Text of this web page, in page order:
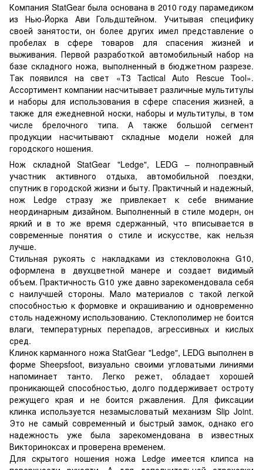
Компания StatGear была основана в 2010 году парамедиком
из Нью-Йорка Ави Гольдштейном. Учитывая специфику
своей занятости, он более других имел представление о
пробелах в сфере товаров для спасения жизней и
выживания. Первой разработкой автомобильный набор на
базе складного ножа, выполненный в бюджетном разрезе.
Так появился на свет «T3 Tactical Auto Rescue Tool».
Ассортимент компании насчитывает различные мультитулы
и наборы для использования в сфере спасения жизней, а
также для ежедневной носки, наборы и мультитулы, в том
числе брелочного типа. А также большой сегмент
продукции насчитывают складные модели ножей для
городского ношения.
Нож складной StatGear "Ledge", LEDG – полноправный
участник активного отдыха, автомобильной поездки,
спутник в городской жизни и быту. Практичный и надежный,
нож Ledge стразу же привлекает к себе внимание
неординарным дизайном. Выполненный в стиле модерн, он
яркий и в то же время сдержанный, что вписывается в
современные понятия о стиле и искусстве, как нельзя
лучше.
Стильная рукоять с накладками из стекловолокна G10,
оформлена в двухцветной манере и создает видимый
объем. Практичность G10 уже давно зарекомендовала себя
с наилучшей стороны. Мало материалов с такой легкой
способностью к формовке и окрашиванию и одновременно
столь надежному использованию. Стеклополимер не боится
влаги, температурных перепадов, агрессивных и кислых
сред.
Клинок карманного ножа StatGear "Ledge", LEDG выполнен в
форме Sheepsfoot, визуально своими угловатыми линиями
напоминает танто. Легко режет, обладает хорошей
проникающей способностью, долго поддерживает остроту
режущего края и не боится ржавления. Для фиксации
клинка используется незамысловатый механизм Slip Joint.
Это не самый современный и быстрый замок, однако его
надежность уже была зарекомендована в известных
Викториноксах и проверена временем.
Для скрытого ношения ножа Ledge имеется клипса на